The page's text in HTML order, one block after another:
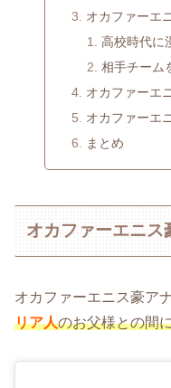
オカファーエ
高校時代に
相手チーム
オカファーエ
オカファーエ
まとめ
オカファーエニス
オカファーエニス豪アナ
リア人のお父様との間